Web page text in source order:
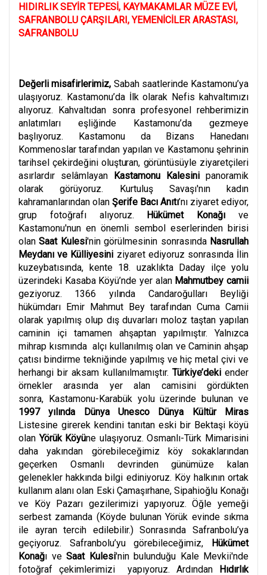
HIDIRLIK SEYİR TEPESİ, KAYMAKAMLAR MÜZE EVİ,
SAFRANBOLU ÇARŞILARI,YEMENİCİLER ARASTASI,
SAFRANBOLU
Değerli misafirlerimiz, Sabah saatlerinde Kastamonu’ya
ulaşıyoruz. Kastamonu’da İlk olarak Nefis kahvaltımızı
alıyoruz. Kahvaltıdan sonra profesyonel rehberimizin
anlatımları eşliğinde Kastamonu’da gezmeye
başlıyoruz. Kastamonu da Bizans Hanedanı
Kommenoslar tarafından yapılan ve Kastamonu şehrinin
tarihselçekirdeğini oluşturan, görüntüsüyleziyaretçileri
asırlardır selâmlayan Kastamonu Kalesini panoramik
olarak görüyoruz. Kurtuluş Savaşı'nın kadın
kahramanlarından olan Şerife Bacı Anıtı’nı ziyaret ediyor,
grup fotoğrafı alıyoruz. Hükümet Konağıve
Kastamonu'nun en önemli sembol eserlerinden birisi
olanSaat Kulesi'nin görülmesinin sonrasında Nasrullah
Meydanı ve Külliyesini ziyaret ediyoruz sonrasında İlin
kuzeybatısında, kente 18. uzaklıkta Daday ilçe yolu
üzerindeki Kasaba Köyü’nde yer alan Mahmutbey camii
geziyoruz. 1366 yılında Candaroğulları Beyliği
hükümdarı Emir Mahmut Bey tarafından Cuma Camii
olarak yapılmış olup dış duvarları moloz taştan yapılan
caminin içi tamamen ahşaptan yapılmıştır. Yalnızca
mihrap kısmında alçı kullanılmış olan ve Caminin ahşap
çatısı bindirme tekniğinde yapılmış ve hiç metal çivi ve
herhangi bir aksam kullanılmamıştır. Türkiye’dekiender
örnekler arasında yer alan camisini gördükten
sonra, Kastamonu-Karabük yolu üzerinde bulunan ve
1997 yılında Dünya Unesco Dünya Kültür Miras
Listesine girerek kendini tanıtan eski bir Bektaşi köyü
olanYörük Köyüne ulaşıyoruz. Osmanlı-Türk Mimarisini
daha yakından görebileceğimiz köy sokaklarından
geçerken Osmanlı devrinden günümüze kalan
gelenekler hakkında bilgi ediniyoruz. Köy halkının ortak
kullanım alanı olan Eski Çamaşırhane, Sipahioğlu Konağı
ve Köy Pazarı gezilerimizi yapıyoruz. Öğle yemeği
serbest zamanda (Köyde bulunan Yörük evinde sıkma
ile ayran tercih edilebilir.) Sonrasında Safranbolu’ya
geçiyoruz. Safranbolu’yu görebileceğimiz, Hükümet
Konağı ve Saat Kulesi'nin bulunduğu Kale Mevkii'nde
fotoğraf çekimlerimizi yapıyoruz. Ardından Hıdırlık